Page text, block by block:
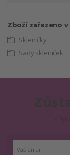
Zboží zařazeno
Skleničky
Sady skleniček